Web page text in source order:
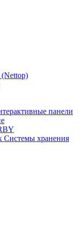
панели
Системы хранения